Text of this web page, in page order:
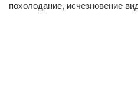
похолодание, исчезновение